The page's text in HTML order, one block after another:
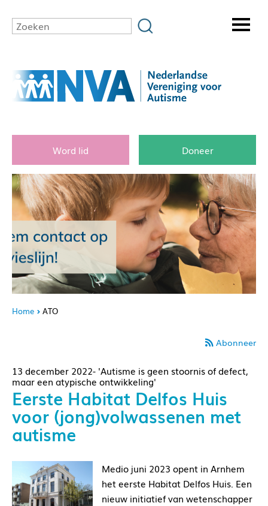
Word lid Doneer
Home ATO
Abonneer
13 december 2022- 'Autisme is geen stoornis of defect,
maar een atypische ontwikkeling'
Eerste Habitat Delfos Huis
voor (jong)volwassenen met
autisme
Medio juni 2023 opent in Arnhem
het eerste Habitat Delfos Huis. Een
nieuw initiatief van wetenschapper